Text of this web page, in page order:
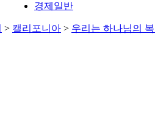
경제일반
> 캘리포니아 > 우리는 하나님의